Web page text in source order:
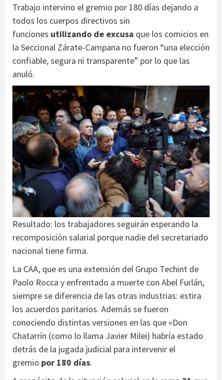
Trabajo intervino el gremio por 180 días dejando a
todos los cuerpos directivos sin
funciones utilizando de excusa que los comicios en
la Seccional Zárate-Campana no fueron “una elección
confiable, segura ni transparente” por lo que las
anuló.
Resultado: los trabajadores seguirán esperando la
recomposición salarial porque nadie del secretariado
nacional tiene firma.
La CAA, que es una extensión del Grupo Techint de
Paolo Rocca y enfrentado a muerte con Abel Furlán,
siempre se diferencia de las otras industrias: estira
los acuerdos paritarios. Además se fueron
conociendo distintas versiones en las que «Don
Chatarrín (como lo llama Javier Milei) habría estado
detrás de la jugada judicial para intervenir el
gremio por 180 días.